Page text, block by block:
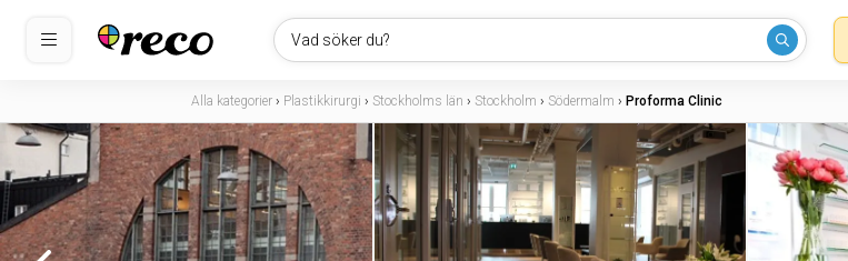
Vad söker du?
Alla kategorier › Plastikkirurgi › Stockholms län › Stockholm › Södermalm › Proforma Clinic